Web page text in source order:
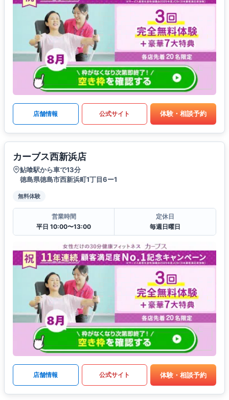
店舗情報 公式サイト 体験・相談予約
カーブス西新浜店
鮎喰駅から車で13分
徳島県徳島市西新浜町1丁目6ー1
無料体験
営業時間
平日 10:00〜13:00
定休日
毎週日曜日
店舗情報 公式サイト 体験・相談予約